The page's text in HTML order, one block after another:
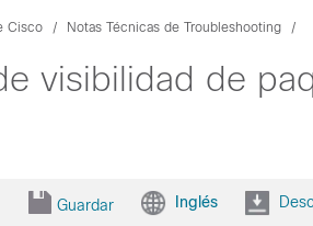
Cisco Notas Técnicas de Troubleshooting
visibilidad de
Guardar Inglés